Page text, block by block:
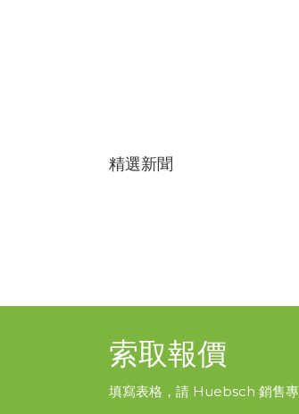
精選新聞
索取報價
填寫表格，請 Huebsch 銷售專